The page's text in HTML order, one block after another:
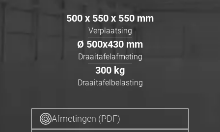
500 x 550 x 550 mm
Verplaatsing
Ø 500x430 mm
Draaitafelafmeting
300 kg
Draaitafelbelasting
Afmetingen (PDF)